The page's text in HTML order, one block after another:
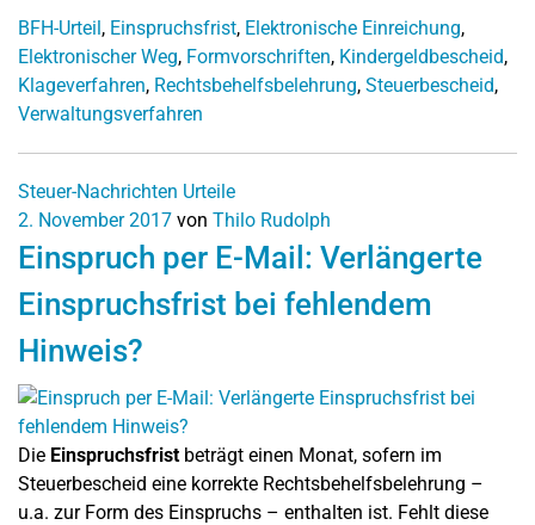
BFH-Urteil, Einspruchsfrist, Elektronische Einreichung,
Elektronischer Weg, Formvorschriften, Kindergeldbescheid,
Klageverfahren, Rechtsbehelfsbelehrung, Steuerbescheid,
Verwaltungsverfahren
Steuer-Nachrichten Urteile
2. November 2017 von Thilo Rudolph
Einspruch per E-Mail: Verlängerte
Einspruchsfrist bei fehlendem
Hinweis?
Die Einspruchsfristbeträgt einen Monat, sofern im
Steuerbescheid eine korrekte Rechtsbehelfsbelehrung –
u.a. zur Form des Einspruchs – enthalten ist. Fehlt diese